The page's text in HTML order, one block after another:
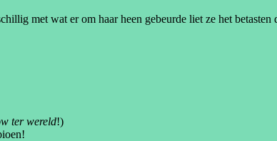
met wat er om haar heen gebeurde liet ze het
ter wereld!)